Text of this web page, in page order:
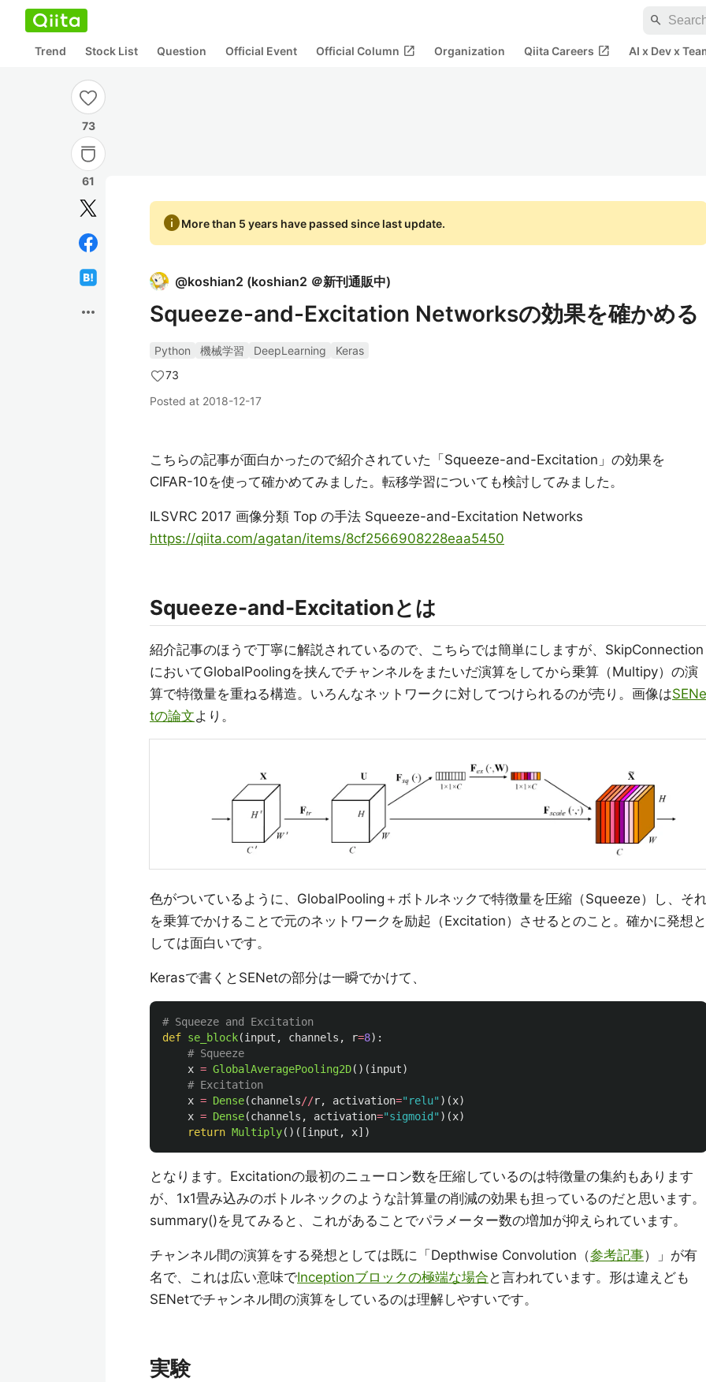
search
Trend Stock List Question Official Event Official Column open_in_new Organization Qiita Careers open_in_new AI x Dev x
73
61
more_horiz
infoMore than 5 years have passed since last update.
@koshian2 (koshian2 ＠新刊通販中)
Squeeze-and-Excitation Networksの効果を確かめる
Python 機械学習 DeepLearning
Keras
73
Posted at 2018-12-17
こちらの記事が面白かったので紹介されていた「Squeeze-and-Excitation」の効果を
CIFAR-10を使って確かめてみました。転移学習についても検討してみました。
ILSVRC 2017 画像分類 Top の手法 Squeeze-and-Excitation Networks
https://qiita.com/agatan/items/8cf2566908228eaa5450
Squeeze-and-Excitationとは
紹介記事のほうで丁寧に解説されているので、こちらでは簡単にしますが、SkipConnection
においてGlobalPoolingを挟んでチャンネルをまたいだ演算をしてから乗算（Multipy）の演
算で特徴量を重ねる構造。いろんなネットワークに対してつけられるのが売り。画像はSENe
tの論文より。
色がついているように、GlobalPooling＋ボトルネックで特徴量を圧縮（Squeeze）し、そ
を乗算でかけることで元のネットワークを励起（Excitation）させるとのこと。確かに発想と
しては面白いです。
Kerasで書くとSENetの部分は一瞬でかけて、
def se_block(input , channels , r=8):
x = GlobalAveragePooling2D()(input)
x = Dense(channels//r, activation=" relu" )(x)
x = Dense(channels , activation="sigmoid " )(x)
return Multiply()([input , x])
となります。Excitationの最初のニューロン数を圧縮しているのは特徴量の集約もあります
が、1x1畳み込みのボトルネックのような計算量の削減の効果も担っているのだと思います。
summary()を見てみると、これがあることでパラメーター数の増加が抑えられています。
チャンネル間の演算をする発想としては既に「Depthwise Convolution（参考記事）」が有
名で、これは広い意味でInceptionブロックの極端な場合 と言われています。形は違えども
SENetでチャンネル間の演算をしているのは理解しやすいです。
実験